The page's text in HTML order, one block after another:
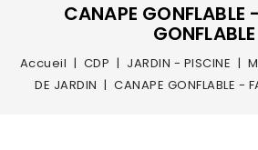
CANAPE GONFLABLE
GONFLABLE
Accueil CDP JARDIN - PISCINE
DE JARDIN
CANAPE GONFLABLE -